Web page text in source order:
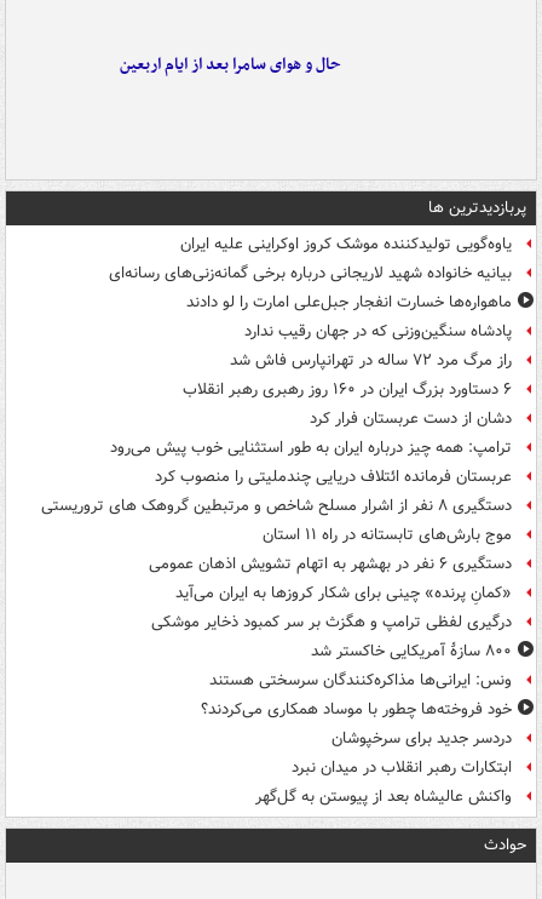
حال و هوای سامرا بعد از ایام اربعین
پربازدیدترین ها
یاوه‌گویی تولیدکننده موشک کروز اوکراینی علیه ایران
بیانیه خانواده شهید لاریجانی درباره برخی گمانه‌زنی‌های رسانه‌ای
ماهواره‌ها خسارت انفجار جبل‌علی امارت را لو دادند
پادشاه سنگین‌وزنی که در جهان رقیب ندارد
راز مرگ مرد ۷۲ ساله در تهرانپارس فاش شد
۶ دستاورد بزرگ ایران در ۱۶۰ روز رهبری رهبر انقلاب
دشان از دست عربستان فرار کرد
ترامپ: همه چیز درباره ایران به طور استثنایی خوب پیش می‌رود
عربستان فرمانده ائتلاف دریایی چندملیتی را منصوب کرد
دستگیری ۸ نفر از اشرار مسلح شاخص و مرتبطین گروهک های تروریستی
موج بارش‌های تابستانه در راه ۱۱ استان
دستگیری ۶ نفر در بهشهر به اتهام تشویش اذهان عمومی
«کمانِ پرنده» چینی برای شکار کروزها به ایران می‌آید
درگیری لفظی ترامپ و هگزث بر سر کمبود ذخایر موشکی
۸۰۰ سازۀ آمریکایی خاکستر شد
ونس: ایرانی‌ها مذاکره‌کنندگان سرسختی هستند
خود فروخته‌ها چطور با موساد همکاری می‌کردند؟
دردسر جدید برای سرخپوشان
ابتکارات رهبر انقلاب در میدان نبرد
واکنش عالیشاه بعد از پیوستن به گل‌گهر
حوادث